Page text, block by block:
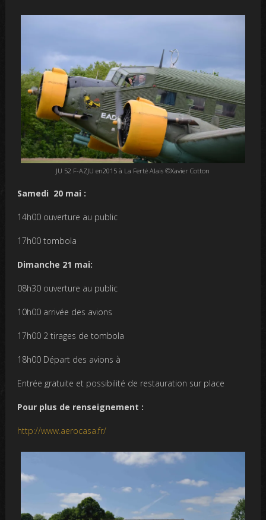
JU 52 F-AZJU en2015 à La Ferté Alais ©Xavier Cotton
Samedi 20 mai :
14h00 ouverture au public
17h00 tombola
Dimanche 21 mai:
08h30 ouverture au public
10h00 arrivée des avions
17h00 2 tirages de tombola
18h00 Départ des avions à
Entrée gratuite et possibilité de restauration sur place
Pour plus de renseignement :
http://www.aerocasa.fr/